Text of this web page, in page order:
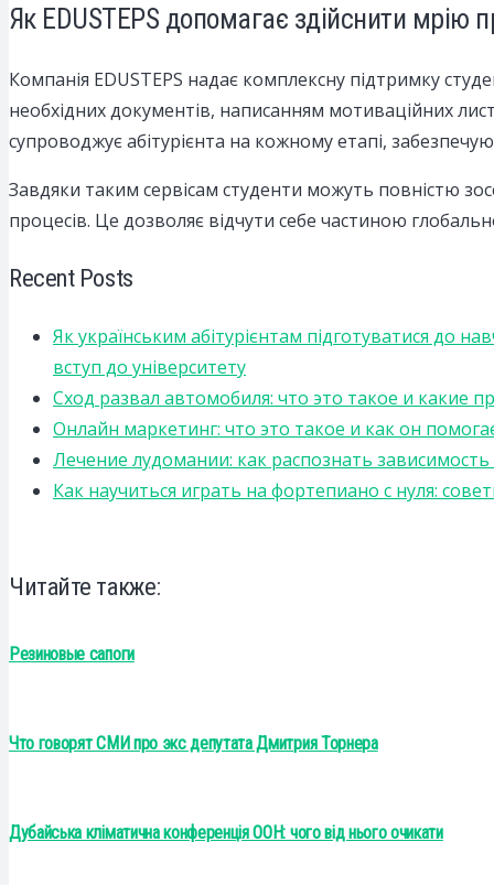
Як EDUSTEPS допомагає здійснити мрію
Компанія EDUSTEPS надає комплексну підтримку
необхідних документів, написанням мотиваційних
супроводжує абітурієнта на кожному етапі,
Завдяки таким сервісам студенти можуть повністю
процесів. Це дозволяє відчути себе частиною
Recent Posts
Як українським абітурієнтам підготуватися до
вступ до університету
Сход развал автомобиля: что это такое и какие
Онлайн маркетинг: что это такое и как он
Лечение лудомании: как распознать
Как научиться играть на фортепиано с нуля:
Читайте также:
Резиновые сапоги
Что говорят СМИ про экс депутата Дмитрия Торнера
Дубайська кліматична конференція ООН: чого від нього очикати